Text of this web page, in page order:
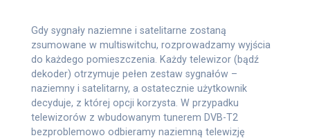
Gdy sygnały naziemne i satelitarne zostaną
zsumowane w multiswitchu, rozprowadzamy wyjścia
do każdego pomieszczenia. Każdy telewizor (bądź
dekoder) otrzymuje pełen zestaw sygnałów –
naziemny i satelitarny, a ostatecznie użytkownik
decyduje, z której opcji korzysta. W przypadku
telewizorów z wbudowanym tunerem DVB-T2
bezproblemowo odbieramy naziemną telewizję